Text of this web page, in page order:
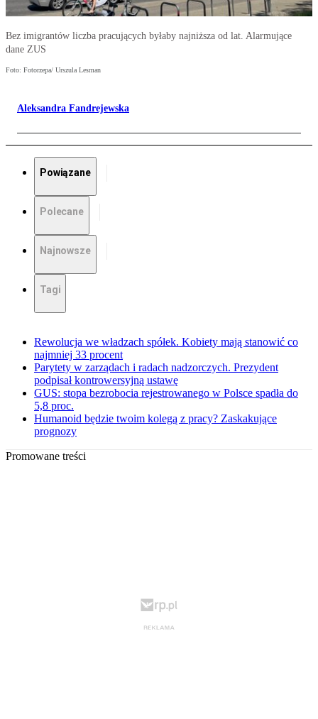
Bez imigrantów liczba pracujących byłaby najniższa od lat. Alarmujące
dane ZUS
Foto: Fotorzepa/ Urszula Lesman
Aleksandra Fandrejewska
Powiązane
Polecane
Najnowsze
Tagi
Rewolucja we władzach spółek. Kobiety mają stanowić co
najmniej 33 procent
Parytety w zarządach i radach nadzorczych. Prezydent
podpisał kontrowersyjną ustawę
GUS: stopa bezrobocia rejestrowanego w Polsce spadła do
5,8 proc.
Humanoid będzie twoim kolegą z pracy? Zaskakujące
prognozy
Promowane treści